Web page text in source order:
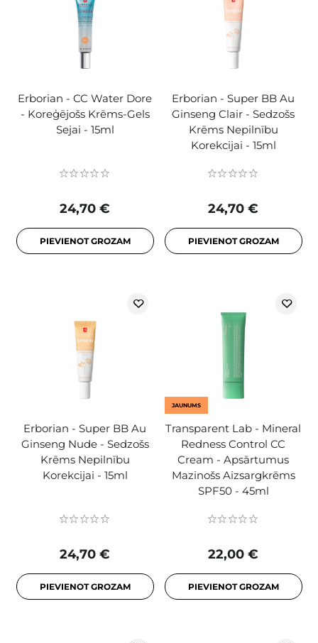
Erborian - CC Water Dore
- Koreģējošs Krēms-Gels
Sejai - 15ml
24,70 €
PIEVIENOT GROZAM
Erborian - Super BB Au
Ginseng Clair - Sedzošs
Krēms Nepilnību
Korekcijai - 15ml
24,70 €
PIEVIENOT GROZAM
Erborian - Super BB Au
Ginseng Nude - Sedzošs
Krēms Nepilnību
Korekcijai - 15ml
24,70 €
PIEVIENOT GROZAM
JAUNUMS
Transparent Lab - Mineral
Redness Control CC
Cream - Apsārtumus
Mazinošs Aizsargkrēms
SPF50 - 45ml
22,00 €
PIEVIENOT GROZAM